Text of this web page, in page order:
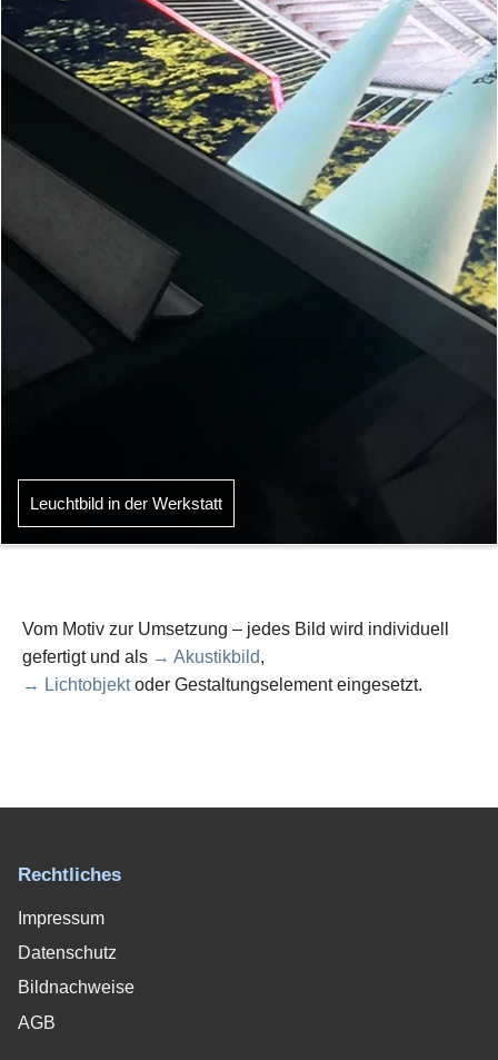
Leuchtbild in der Werkstatt
Vom Motiv zur Umsetzung – jedes Bild wird individuell
gefertigt und als → Akustikbild,
→ Lichtobjektoder Gestaltungselement eingesetzt.
Rechtliches
Impressum
Datenschutz
Bildnachweise
AGB